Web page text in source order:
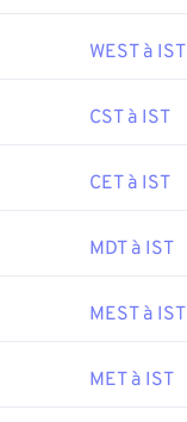
WEST à IST
CST à IST
CET à IST
MDT à IST
MEST à IST
MET à IST